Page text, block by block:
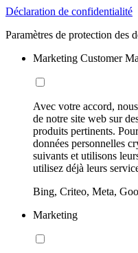
Déclaration de confidentialité
Paramètres de protection des
Marketing Customer
Avec votre accord,
de notre site web sur
produits pertinents.
données personnelles
suivants et utilisons
utilisez déjà leurs
Bing, Criteo, Meta,
Marketing